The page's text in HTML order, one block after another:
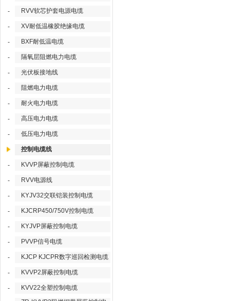
- RVV软芯护套电源电缆
- XV耐低温橡胶绝缘电缆
- BXF耐低温电缆
- 隔氧层阻燃电力电缆
- 光伏板接地线
- 阻燃电力电缆
- 耐火电力电缆
- 高压电力电缆
- 低压电力电缆
控制电缆线
- KVVP屏蔽控制电缆
- RVV电源线
- KYJV32交联铠装控制电缆
- KJCRP450/750V控制电缆
- KYJVP屏蔽控制电缆
- PVVP信号电缆
- KJCP KJCPR数字巡回检测电缆
- KVVP2屏蔽控制电缆
-
KVV22全塑控制电缆